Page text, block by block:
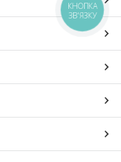
КНОПКА
ЗВ'ЯЗКУ